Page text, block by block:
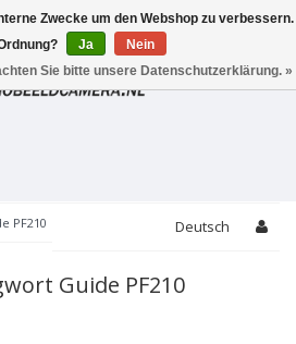
PF210 Deutsch
Guide PF210
Zwecke um den Webshop zu verbessern.
Ja
Nein
Sie bitte unsere Datenschutzerklärung. »